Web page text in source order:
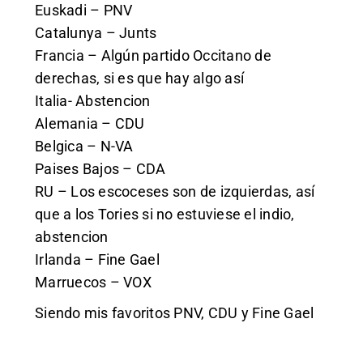
Euskadi – PNV
Catalunya – Junts
Francia – Algún partido Occitano de
derechas, si es que hay algo así
Italia- Abstencion
Alemania – CDU
Belgica – N-VA
Paises Bajos – CDA
RU – Los escoceses son de izquierdas, así
que a los Tories si no estuviese el indio,
abstencion
Irlanda – Fine Gael
Marruecos – VOX
Siendo mis favoritos PNV, CDU y Fine Gael